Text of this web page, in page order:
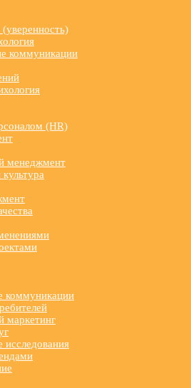
коммуникации
(HR)
менеджмент
коммуникации
маркетинг
исследования